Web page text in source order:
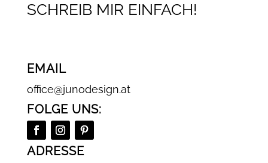
SCHREIB MIR EINFACH!
EMAIL
office@junodesign.at
FOLGE UNS:
ADRESSE